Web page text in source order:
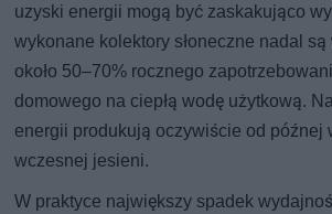
uzyski energii mogą być zaskakująco
wykonane kolektory słoneczne nadal
około 50–70% rocznego
domowego na ciepłą wodę użytkową.
energii produkują oczywiście od późnej
wczesnej jesieni.
W praktyce największy spadek